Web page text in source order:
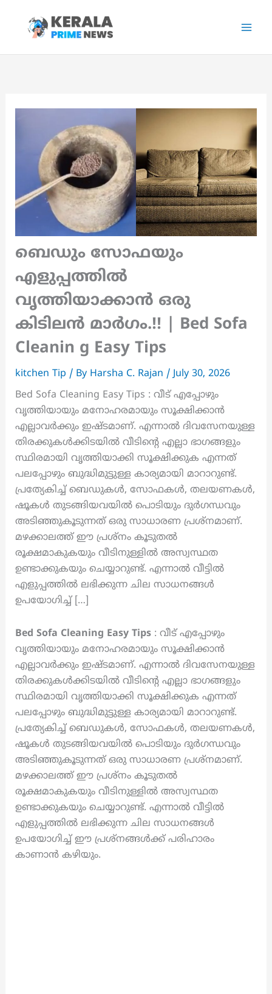
content
ബെഡും സോഫയും
എളുപ്പത്തിൽ
വൃത്തിയാക്കാൻ ഒരു
കിടിലൻ മാർഗം.!! | Bed Sofa
Cleanin g Easy Tips
kitchen Tip / By Harsha C. Rajan / July 30, 2026
Bed Sofa Cleaning Easy Tips : വീട് എപ്പോഴും
വൃത്തിയായും മനോഹരമായും സൂക്ഷിക്കാൻ
എല്ലാവർക്കും ഇഷ്ടമാണ്. എന്നാൽ ദിവസേനയുള്ള
തിരക്കുകൾക്കിടയിൽ വീടിന്റെ എല്ലാ ഭാഗങ്ങളും
സ്ഥിരമായി വൃത്തിയാക്കി സൂക്ഷിക്കുക എന്നത്
പലപ്പോഴും ബുദ്ധിമുട്ടുള്ള കാര്യമായി മാറാറുണ്ട്.
പ്രത്യേകിച്ച് ബെഡുകൾ, സോഫകൾ, തലയണകൾ,
ഷൂകൾ തുടങ്ങിയവയിൽ പൊടിയും ദുർഗന്ധവും
അടിഞ്ഞുകൂടുന്നത് ഒരു സാധാരണ പ്രശ്നമാണ്.
മഴക്കാലത്ത് ഈ പ്രശ്നം കൂടുതൽ
രൂക്ഷമാകുകയും വീടിനുള്ളിൽ അസ്വസ്ഥത
ഉണ്ടാക്കുകയും ചെയ്യാറുണ്ട്. എന്നാൽ വീട്ടിൽ
എളുപ്പത്തിൽ ലഭിക്കുന്ന ചില സാധനങ്ങൾ
ഉപയോഗിച്ച് […]
Bed Sofa Cleaning Easy Tips : വീട് എപ്പോഴും
വൃത്തിയായും മനോഹരമായും സൂക്ഷിക്കാൻ
എല്ലാവർക്കും ഇഷ്ടമാണ്. എന്നാൽ ദിവസേനയുള്ള
തിരക്കുകൾക്കിടയിൽ വീടിന്റെ എല്ലാ ഭാഗങ്ങളും
സ്ഥിരമായി വൃത്തിയാക്കി സൂക്ഷിക്കുക എന്നത്
പലപ്പോഴും ബുദ്ധിമുട്ടുള്ള കാര്യമായി മാറാറുണ്ട്.
പ്രത്യേകിച്ച് ബെഡുകൾ, സോഫകൾ, തലയണകൾ,
ഷൂകൾ തുടങ്ങിയവയിൽ പൊടിയും ദുർഗന്ധവും
അടിഞ്ഞുകൂടുന്നത് ഒരു സാധാരണ പ്രശ്നമാണ്.
മഴക്കാലത്ത് ഈ പ്രശ്നം കൂടുതൽ
രൂക്ഷമാകുകയും വീടിനുള്ളിൽ അസ്വസ്ഥത
ഉണ്ടാക്കുകയും ചെയ്യാറുണ്ട്. എന്നാൽ വീട്ടിൽ
എളുപ്പത്തിൽ ലഭിക്കുന്ന ചില സാധനങ്ങൾ
ഉപയോഗിച്ച് ഈ പ്രശ്നങ്ങൾക്ക് പരിഹാരം
കാണാൻ കഴിയും.